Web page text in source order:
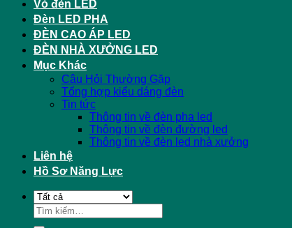
Vỏ đèn LED
Đèn LED PHA
ĐÈN CAO ÁP LED
ĐÈN NHÀ XƯỞNG LED
Mục Khác
Câu Hỏi Thường Gặp
Tổng hợp kiểu dáng đèn
Tin tức
Thông tin về đèn pha led
Thông tin về đèn đường led
Thông tin về đèn led nhà xưởng
Liên hệ
Hồ Sơ Năng Lực
Tìm
kiếm: